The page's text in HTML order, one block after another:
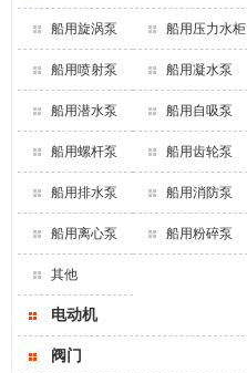
船用旋涡泵 船用压力水柜
船用喷射泵 船用凝水泵
船用潜水泵 船用自吸泵
船用螺杆泵 船用齿轮泵
船用排水泵 船用消防泵
船用离心泵 船用粉碎泵
其他
电动机
阀门